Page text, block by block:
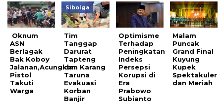
Oknum
ASN
Berlagak
Bak Koboy
Jalanan,Acungkan
Pistol
Takuti
Warga
Sibolga
Tim
Tanggap
Darurat
Tapteng
dan Karang
Taruna
Evakuasi
Korban
Banjir
Optimisme
Terhadap
Peningkatan
Indeks
Persepsi
Korupsi di
Era
Prabowo
Subianto
Malam
Puncak
Grand Final
Kuyung
Kupek
Spektakuler
dan Meriah